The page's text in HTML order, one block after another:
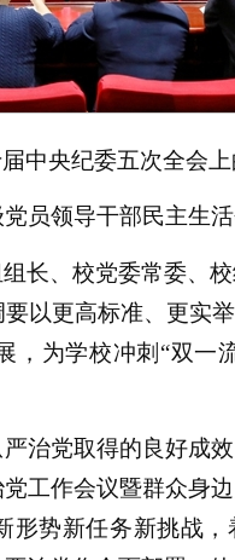
中央纪委五次全会上
员领导干部民主生活
长、校党委常委、
以更高标准、更实
为学校冲刺“双一
治党取得的良好成
工作会议暨群众身
形势新任务新挑战